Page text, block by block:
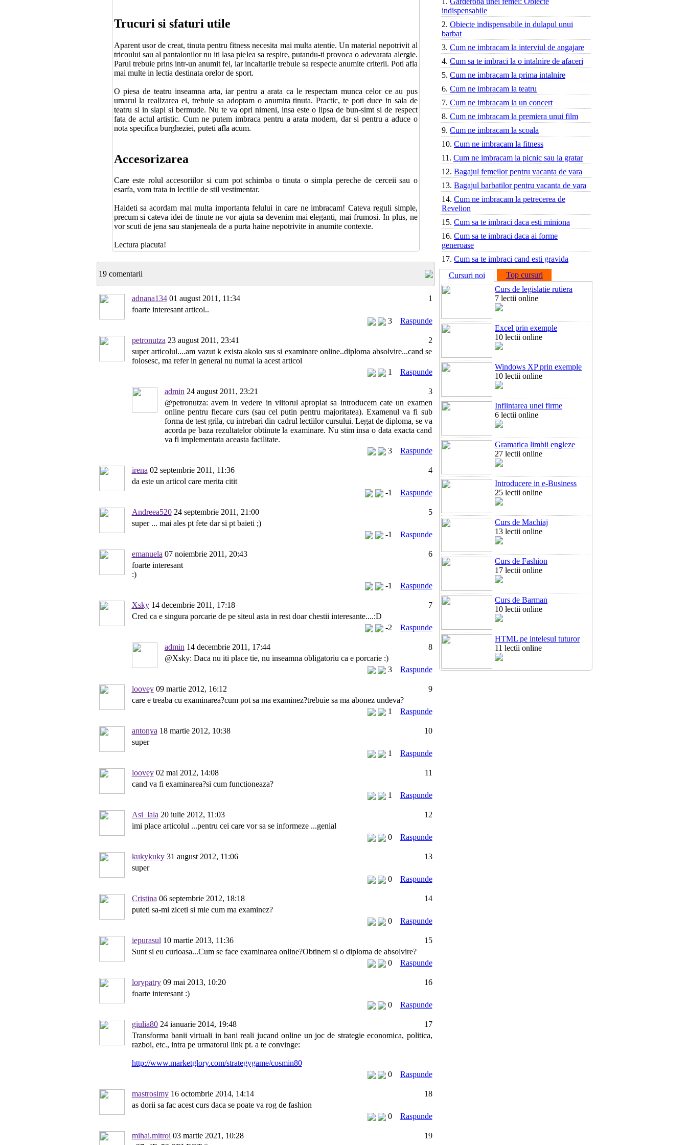
Trucuri si sfaturi utile
Aparent usor de creat, tinuta pentru fitness necesita mai multa atentie. Un material nepotrivit al
tricoului sau al pantalonilor nu iti lasa pielea sa respire, putandu-ti provoca o adevarata alergie.
Parul trebuie prins intr-un anumit fel, iar incaltarile trebuie sa respecte anumite criterii. Poti afla
mai multe in lectia destinata orelor de sport.
O piesa de teatru inseamna arta, iar pentru a arata ca le respectam munca celor ce au pus
umarul la realizarea ei, trebuie sa adoptam o anumita tinuta. Practic, te poti duce in sala de
teatru si in slapi si bermude. Nu te va opri nimeni, insa este o lipsa de bun-simt si de respect
fata de actul artistic. Cum ne putem imbraca pentru a arata modern, dar si pentru a aduce o
nota specifica burgheziei, puteti afla acum.
Accesorizarea
Care este rolul accesoriilor si cum pot schimba o tinuta o simpla pereche de cerceii sau o
esarfa, vom trata in lectiile de stil vestimentar.
Haideti sa acordam mai multa importanta felului in care ne imbracam! Cateva reguli simple,
precum si cateva idei de tinute ne vor ajuta sa devenim mai eleganti, mai frumosi. In plus, ne
vor scuti de jena sau stanjeneala de a purta haine nepotrivite in anumite contexte.
Lectura placuta!
19 comentarii
adnana13401 august 2011, 11:34
1
foarte interesant articol..
3
Raspunde
petronutza 23 august 2011, 23:41
2
super articolul....am vazut k exista akolo sus si examinare online..diploma absolvire...cand se
folosesc, ma refer in general nu numai la acest articol
1
Raspunde
admin 24 august 2011, 23:21
3
@petronutza: avem in vedere in viitorul apropiat sa introducem cate un examen
online pentru fiecare curs (sau cel putin pentru majoritatea). Examenul va fi sub
forma de test grila, cu intrebari din cadrul lectiilor cursului. Legat de diploma, se va
acorda pe baza rezultatelor obtinute la examinare. Nu stim insa o data exacta cand
va fi implementata aceasta facilitate.
3
Raspunde
irena 02 septembrie 2011, 11:36
4
da este un articol care merita citit
-1
Raspunde
Andreea52024 septembrie 2011, 21:00
5
super ... mai ales pt fete dar si pt baieti ;)
-1
Raspunde
emanuela 07 noiembrie 2011, 20:43
6
foarte interesant
:)
-1
Raspunde
Xsky14 decembrie 2011, 17:18
7
Cred ca e singura porcarie de pe siteul asta in rest doar chestii interesante....:D
-2
Raspunde
admin 14 decembrie 2011, 17:44
8
@Xsky: Daca nu iti place tie, nu inseamna obligatoriu ca e porcarie :)
3
Raspunde
loovey09 martie 2012, 16:12
9
care e treaba cu examinarea?cum pot sa ma examinez?trebuie sa ma abonez undeva?
1
Raspunde
antonya 18 martie 2012, 10:38
10
super
1
Raspunde
loovey02 mai 2012, 14:08
11
cand va fi examinarea?si cum functioneaza?
1
Raspunde
Asi_lala 20 iulie 2012, 11:03
12
imi place articolul ...pentru cei care vor sa se informeze ...genial
0
Raspunde
kukykuky31 august 2012, 11:06
13
super
0
Raspunde
Cristina 06 septembrie 2012, 18:18
14
puteti sa-mi ziceti si mie cum ma examinez?
0
Raspunde
iepurasul 10 martie 2013, 11:36
15
Sunt si eu curioasa...Cum se face examinarea online?Obtinem si o diploma de absolvire?
0
Raspunde
lorypatry09 mai 2013, 10:20
16
foarte interesant :)
0
Raspunde
giulia8024 ianuarie 2014, 19:48
17
Transforma banii virtuali in bani reali jucand online un joc de strategie economica, politica,
razboi, etc., intra pe urmatorul link pt. a te convinge:
http://www.marketglory.com/strategygame/cosmin80
0
Raspunde
mastrosimy16 octombrie 2014, 14:14
18
as dorii sa fac acest curs daca se poate va rog de fashion
0
Raspunde
mihai.mitroi 03 martie 2021, 10:28
19
indispensabile
2. Obiecte indispensabile in dulapul unui
barbat
3. Cum ne imbracam la interviul de angajare
4. Cum sa te imbraci la o intalnire de afaceri
5. Cum ne imbracam la prima intalnire
6. Cum ne imbracam la teatru
7. Cum ne imbracam la un concert
8. Cum ne imbracam la premiera unui film
9. Cum ne imbracam la scoala
10. Cum ne imbracam la fitness
11. Cum ne imbracam la picnic sau la gratar
12. Bagajul femeilor pentru vacanta de vara
13. Bagajul barbatilor pentru vacanta de vara
14. Cum ne imbracam la petrecerea de
Revelion
15. Cum sa te imbraci daca esti miniona
16. Cum sa te imbraci daca ai forme
generoase
17. Cum sa te imbraci cand esti gravida
Cursuri noi
Top cursuri
Curs de legislatie rutiera
7 lectii online
Excel prin exemple
10 lectii online
Windows XP prin exemple
10 lectii online
Infiintarea unei firme
6 lectii online
Gramatica limbii engleze
27 lectii online
Introducere in e-Business
25 lectii online
Curs de Machiaj
13 lectii online
Curs de Fashion
17 lectii online
Curs de Barman
10 lectii online
HTML pe intelesul tuturor
11 lectii online